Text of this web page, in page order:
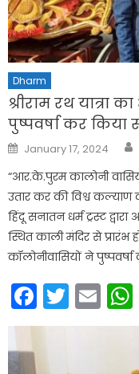
Dharm
श्रीराम रथ यात्रा
पुष्पवर्षा कर किया
Posted
on
January 17, 2024
“आर.के.पुरम कालोनी
उतार कर की विश्व कल्याण की
हिंदू सनातन धर्म ट्रस्ट द्वारा
स्थित काली मंदिर से
कॉलोनीवासियों ने